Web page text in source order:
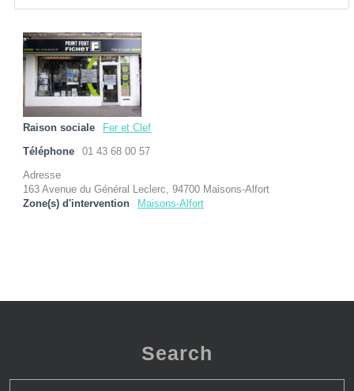
Raison sociale Fer et Clef
Téléphone 01 43 68 00 57
Adresse
163 Avenue du Général Leclerc, 94700 Maisons-Alfort
Zone(s) d'intervention
Maisons-Alfort
Search